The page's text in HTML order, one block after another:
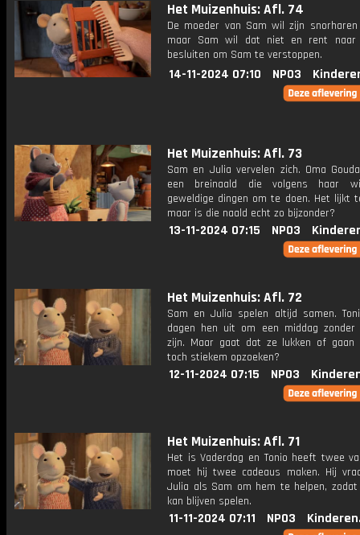
Het Muizenhuis: Afl. 74
De moeder van Sam wil zijn snorharen
maar Sam wil dat niet en rent naar
besluiten om Sam te verstoppen.
14-11-2024 07:10 NPO3
Het Muizenhuis: Afl. 73
Sam en Julia vervelen zich. Oma
een breinaald die volgens haar
geweldige dingen om te doen. Het lijkt
maar is die naald echt zo bijzonder?
13-11-2024 07:15 NPO3
Het Muizenhuis: Afl. 72
Sam en Julia spelen altijd samen.
dagen hen uit om een middag
zijn. Maar gaat dat ze lukken of gaan
toch stiekem opzoeken?
12-11-2024 07:15 NPO3
Het Muizenhuis: Afl. 71
Het is Vaderdag en Tonio heeft twee
moet hij twee cadeaus maken. Hij
Julia als Sam om hem te helpen,
kan blijven spelen.
11-11-2024 07:11 NPO3